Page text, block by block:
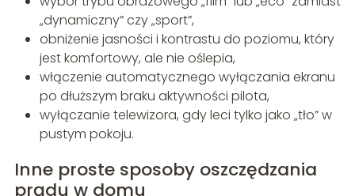
„dynamiczny” czy „sport”,
obniżenie jasności i kontrastu do poziomu, który
jest komfortowy, ale nie oślepia,
włączenie automatycznego wyłączania ekranu
po dłuższym braku aktywności pilota,
wyłączanie telewizora, gdy leci tylko jako „tło” w
pustym pokoju.
Inne proste sposoby oszczędzania
prądu w domu